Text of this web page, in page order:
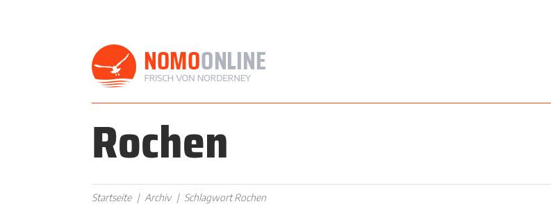
Rochen
Startseite Archiv Schlagwort Rochen